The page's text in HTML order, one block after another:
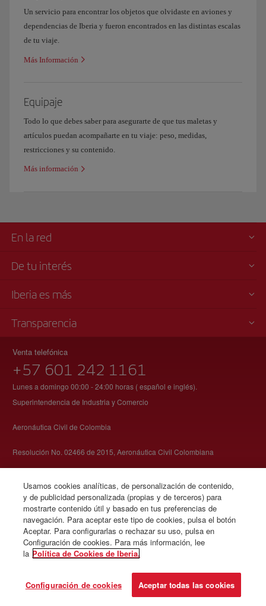
Un servicio para encontrar los objetos que olvidaste en aviones y
dependencias de Iberia y fueron encontrados en las distintas escalas
de tu viaje.
Más Información
Equipaje
Todo lo que debes saber para asegurarte de que tus maletas y
artículos puedan acompañarte en tu viaje: peso, medidas,
restricciones y su contenido.
Más información
En la red
De tu interés
Iberia es más
Transparencia
Venta telefónica
+57 601 242 1161
Lunes a domingo 00:00 - 24:00 horas ( español e inglés).
Superintendencia de Industria y Comercio
Aeronáutica Civil de Colombia
Resolución No. 02466 de 2015, Aeronáutica Civil Colombiana
© Iberia 2026
Usamos cookies analíticas, de personalización de contenido,
y de publicidad personalizada (propias y de terceros) para
mostrarte contenido útil y basado en tus preferencias de
navegación. Para aceptar este tipo de cookies, pulsa el botón
Aceptar. Para configurarlas o rechazar su uso, pulsa en
Configuración de cookies. Para más información, lee
la Política de Cookies de Iberia.
Configuración de cookies Aceptar todas las cookies